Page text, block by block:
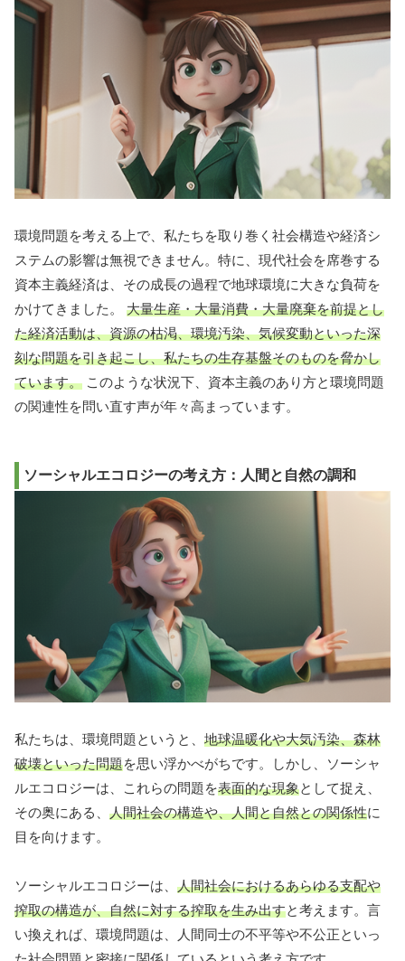
環境問題を考える上で、私たちを取り巻く社会構造や経済シ
ステムの影響は無視できません。特に、現代社会を席巻する
資本主義経済は、その成長の過程で地球環境に大きな負荷を
かけてきました。 大量生産・大量消費・大量廃棄を前提とし
た経済活動は、資源の枯渇、環境汚染、気候変動といった深
刻な問題を引き起こし、私たちの生存基盤そのものを脅かし
ています。 このような状況下、資本主義のあり方と環境問題
の関連性を問い直す声が年々高まっています。
ソーシャルエコロジーの考え方：人間と自然の調和
私たちは、環境問題というと、 地球温暖化や大気汚染、森林
破壊といった問題を思い浮かべがちです。しかし、ソーシャ
ルエコロジーは、これらの問題を表面的な現象として捉え、
その奥にある、 人間社会の構造や、人間と自然との関係性に
目を向けます。
ソーシャルエコロジーは、 人間社会におけるあらゆる支配や
搾取の構造が、自然に対する搾取を生み出すと考えます。言
い換えれば、環境問題は、人間同士の不平等や不公正といっ